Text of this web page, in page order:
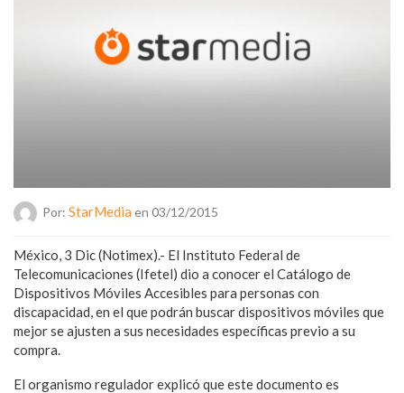
Por: StarMedia en 03/12/2015
México, 3 Dic (Notimex).- El Instituto Federal de
Telecomunicaciones (Ifetel) dio a conocer el Catálogo de
Dispositivos Móviles Accesibles para personas con
discapacidad, en el que podrán buscar dispositivos móviles que
mejor se ajusten a sus necesidades específicas previo a su
compra.
El organismo regulador explicó que este documento es